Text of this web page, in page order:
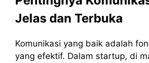
Jelas dan Terbuka
Komunikasi yang baik adalah
yang efektif. Dalam startup, di